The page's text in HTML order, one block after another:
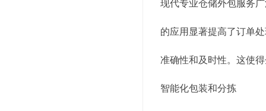
现代专业仓储外包服务
的应用显著提高了订单
准确性和及时性。这使
智能化包装和分拣